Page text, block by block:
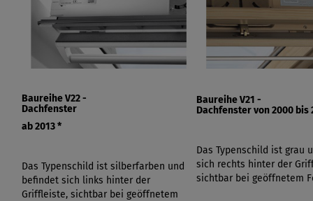
Baureihe V22 -
Dachfenster
ab 2013*
Das Typenschild ist silberfarben und
befindet sich links hinter der
Griffleiste, sichtbar bei geöffnetem
Baureihe V21 -
Dachfenster von2000 bis
Das Typenschild ist grau
sich rechts hinter der
sichtbar bei geöffnetem